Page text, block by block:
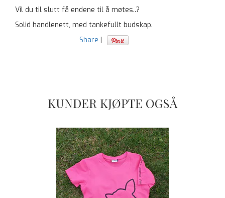
Vil du til slutt få endene til å møtes..?
Solid handlenett, med tankefullt budskap.
Share |
KUNDER KJØPTE OGSÅ